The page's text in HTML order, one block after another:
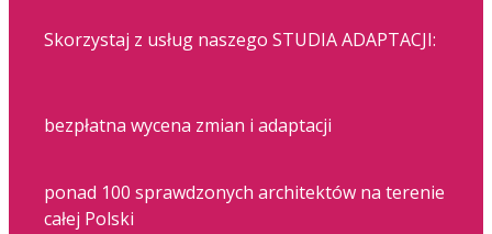
Skorzystaj z usług naszego STUDIA ADAPTACJI:
bezpłatna wycena zmian i adaptacji
ponad 100 sprawdzonych architektów na terenie
całej Polski